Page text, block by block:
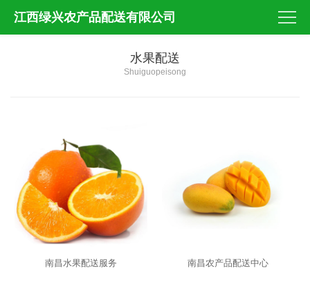
江西绿兴农产品配送有限公司
水果配送
Shuiguopeisong
南昌水果配送服务 南昌农产品配送中心